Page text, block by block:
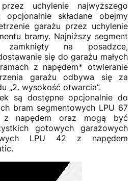
uchylenie najwyższego
opcjonalnie składane obejmy
garażu przez uchylenie
bramy. Najniższy segment
zamknięty na posadzce,
się do garażu małych
z napędem* otwieranie
garażu odbywa się za
„2. wysokość otwarcia”.
są dostępne opcjonalnie do
bram segmentowych LPU 67
napędem oraz mogą być
gotowych garażowych
LPU 42 z napędem